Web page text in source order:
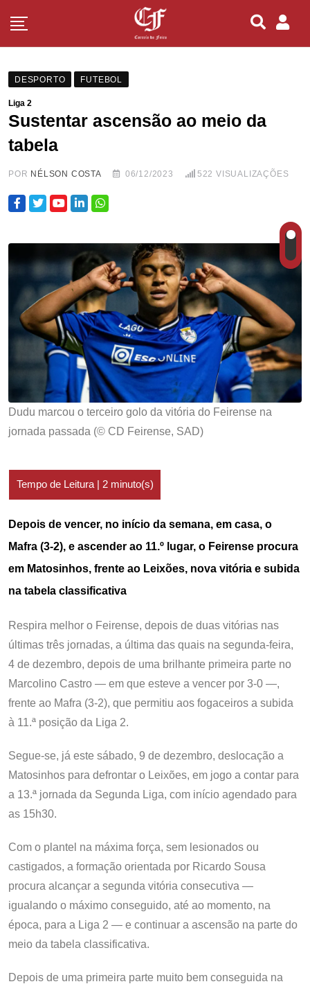
DESPORTO FUTEBOL
Liga 2
Sustentar ascensão ao meio da
tabela
POR NÉLSON COSTA 06/12/2023 522 VISUALIZAÇÕES
Dudu marcou o terceiro golo da vitória do Feirense na
jornada passada (© CD Feirense, SAD)
Depois de vencer, no início da semana, em casa, o
Mafra (3-2), e ascender ao 11.º lugar, o Feirense procura
em Matosinhos, frente ao Leixões, nova vitória e subida
na tabela classificativa
Respira melhor o Feirense, depois de duas vitórias nas
últimas três jornadas, a última das quais na segunda-feira,
4 de dezembro, depois de uma brilhante primeira parte no
Marcolino Castro — em que esteve a vencer por 3-0 —,
frente ao Mafra (3-2), que permitiu aos fogaceiros a subida
à 11.ª posição da Liga 2.
Segue-se, já este sábado, 9 de dezembro, deslocação a
Matosinhos para defrontar o Leixões, em jogo a contar para
a 13.ª jornada da Segunda Liga, com início agendado para
as 15h30.
Com o plantel na máxima força, sem lesionados ou
castigados, a formação orientada por Ricardo Sousa
procura alcançar a segunda vitória consecutiva —
igualando o máximo conseguido, até ao momento, na
época, para a Liga 2 — e continuar a ascensão na parte do
meio da tabela classificativa.
Depois de uma primeira parte muito bem conseguida na